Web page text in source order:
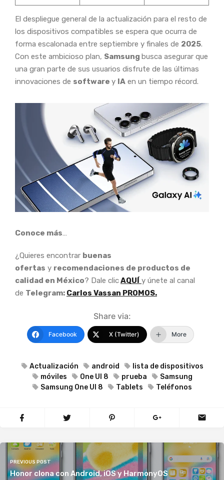
El despliegue general de la actualización para el resto de
los dispositivos compatibles se espera que ocurra de
forma escalonada entre septiembre y finales de 2025.
Con este ambicioso plan, Samsung busca asegurar que
una gran parte de sus usuarios disfrute de las últimas
innovaciones de software y IA en un tiempo récord.
Conoce más
¿Quieres encontrar buenas
ofertas y recomendaciones de productos de
calidad en México? Dale clicAQUÍ y únete al canal
de Telegram: Carlos Vassan PROMOS.
Share via:
Facebook X (Twitter) More
Actualización android
lista de dispositivos
móviles
One UI 8 prueba
Samsung
Samsung One UI 8
Tablets Teléfonos
PREVIOUS POST
Honor clona con Android, iOS y HarmonyOS